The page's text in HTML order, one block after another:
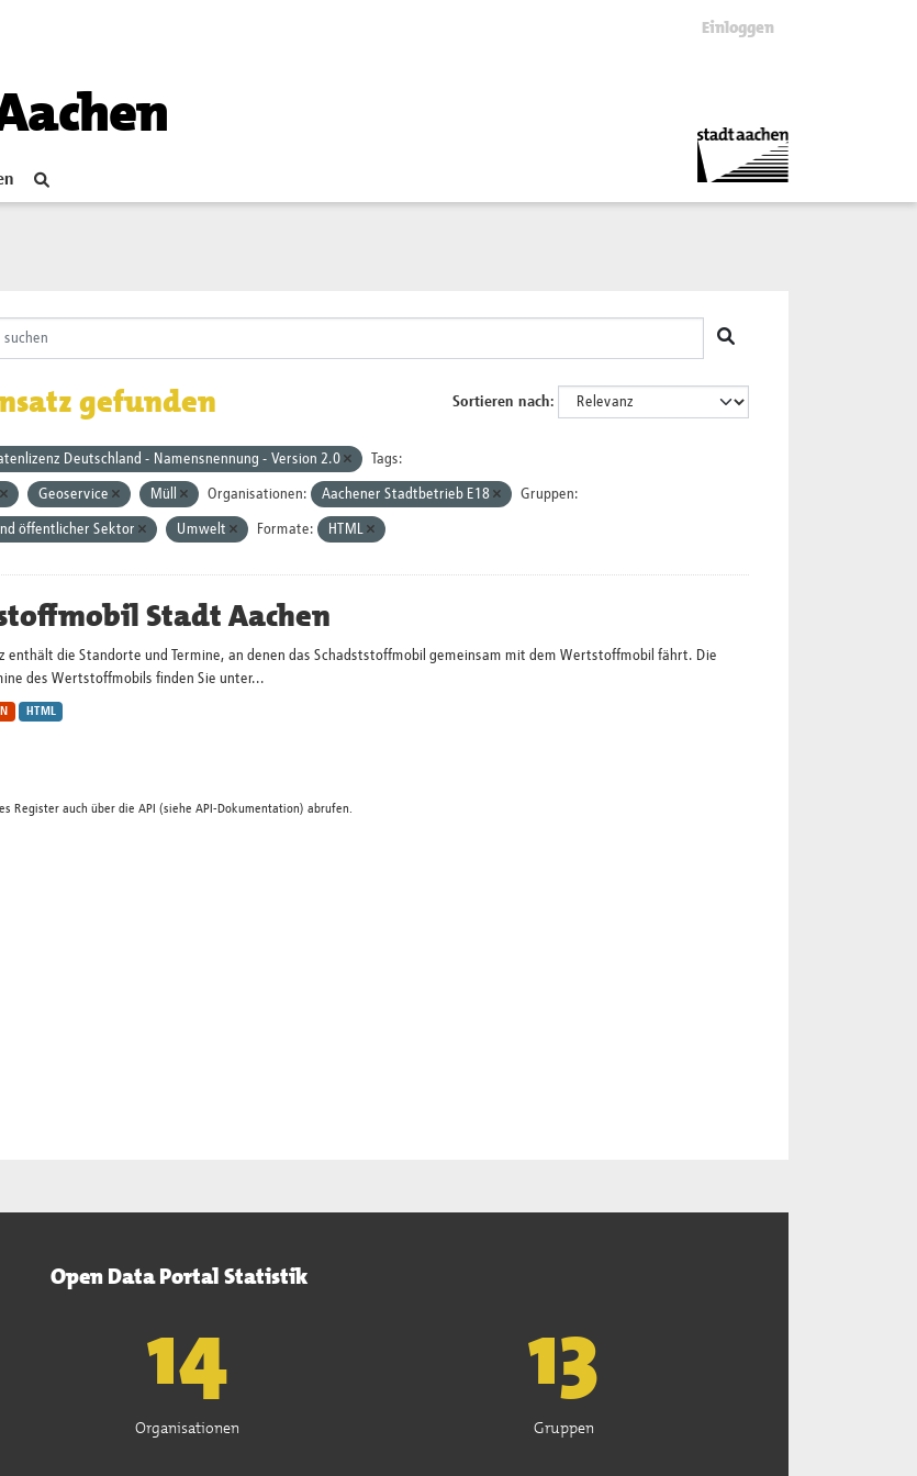
Einloggen
Sortieren nach
gefunden
Deutschland - Namensnennung - Version 2.0 Tags:
Geoservice Müll Organisationen: Aachener Stadtbetrieb E18 Gruppen:
öffentlicher Sektor Umwelt Formate: HTML
Stadt Aachen
enthält die Standorte und Termine, an denen das Schadststoffmobil gemeinsam mit dem Wertstoffmobil fährt. Die
des Wertstoffmobils finden Sie unter...
HTML
Register auch über die API (siehe API-Dokumentation) abrufen.
Open Data Portal Statistik
15
Organisationen
13
Gruppen